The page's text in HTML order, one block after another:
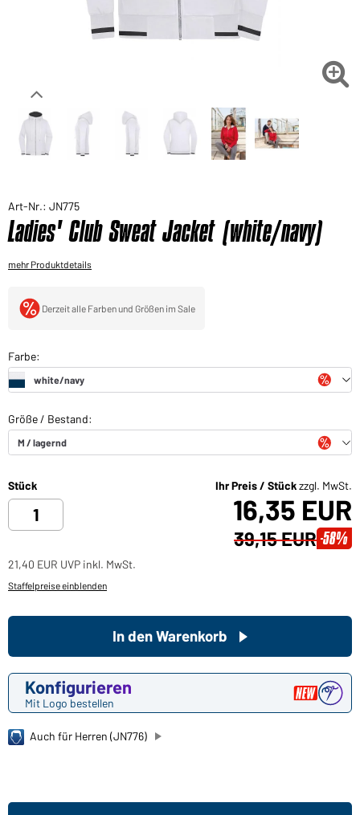
Sie möchten gerne für Ihren privaten Bedarf

Art-Nr.: JN775
Ladies' Club Sweat Jacket (white/navy)
mehr Produktdetails
Derzeit alle Farben und Größen im Sale
Stück Ihr Preis / Stückzzgl. MwSt.
16,35 EUR
39,15 EUR -58%
21,40 EUR UVP inkl. MwSt.
Staffelpreise einblenden
Konfigurieren
Mit Logo bestellen
In den Warenkorb
Auch für Herren (JN776)